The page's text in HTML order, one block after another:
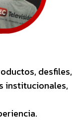
desfiles,
institucionales,